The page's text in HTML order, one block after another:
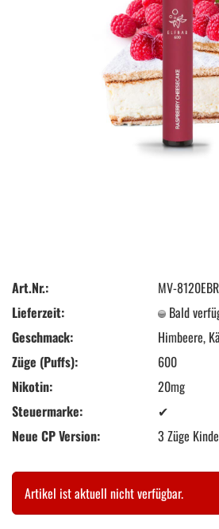
Art.Nr.:
MV-
Lieferzeit:
Bald
Geschmack:
Himbeere,
Züge (Puffs):
600
Nikotin:
20mg
Steuermarke:
✔
Neue CP Version:
3 Züge
Artikel ist aktuell nicht verfügbar.